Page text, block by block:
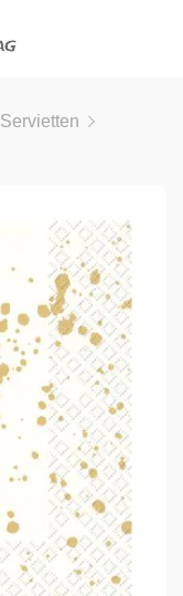
Servietten